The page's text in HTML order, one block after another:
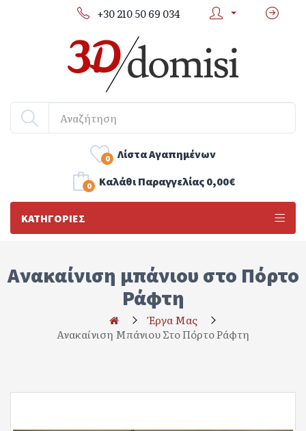
+30 210 50 69 034
0 Λίστα Αγαπημένων
0 Kαλάθι Παραγγελίας 0,00€
ΚΑΤΗΓΟΡΊΕΣ
Ανακαίνιση μπάνιου στο Πόρτο
Ράφτη
Έργα Μας
Ανακαίνιση Μπάνιου Στο Πόρτο Ράφτη